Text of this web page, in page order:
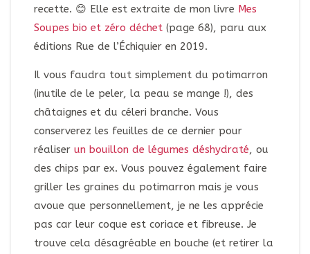
recette. 😊 Elle est extraite de mon livre Mes
Soupes bio et zéro déchet(page 68), paru aux
éditions Rue de l’Échiquier en 2019.
Il vous faudra tout simplement du potimarron
(inutile de le peler, la peau se mange !), des
châtaignes et du céleri branche. Vous
conserverez les feuilles de ce dernier pour
réaliser un bouillon de légumes déshydraté, ou
des chips par ex. Vous pouvez également faire
griller les graines du potimarron mais je vous
avoue que personnellement, je ne les apprécie
pas car leur coque est coriace et fibreuse. Je
trouve cela désagréable en bouche (et retirer la